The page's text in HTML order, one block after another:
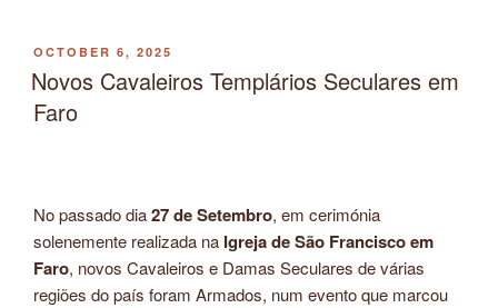
POSTED
ON
OCTOBER 6, 2025
Novos Cavaleiros Templários Seculares em
Faro
No passado dia27 de Setembro, em cerimónia
solenemente realizada na Igreja de São Francisco em
Faro, novos Cavaleiros e Damas Seculares de várias
regiões do país foram Armados, num evento que marcou